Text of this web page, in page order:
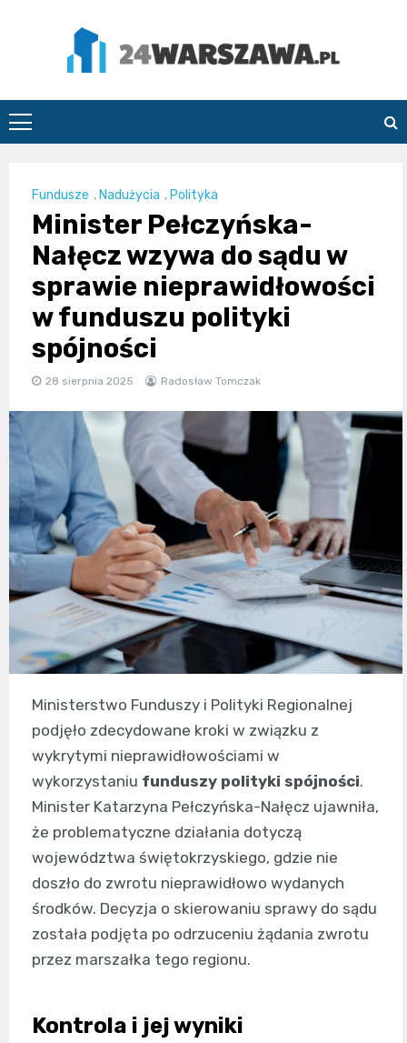
24Warszawa.pl
Fundusze , Nadużycia , Polityka
Minister Pełczyńska-
Nałęcz wzywa do sądu w
sprawie nieprawidłowości
w funduszu polityki
spójności
28 sierpnia 2025 Radosław Tomczak
Ministerstwo Funduszy i Polityki Regionalnej
podjęło zdecydowane kroki w związku z
wykrytymi nieprawidłowościami w
wykorzystaniu funduszy polityki spójności.
Minister Katarzyna Pełczyńska-Nałęcz ujawniła,
że problematyczne działania dotyczą
województwa świętokrzyskiego, gdzie nie
doszło do zwrotu nieprawidłowo wydanych
środków. Decyzja o skierowaniu sprawy do sądu
została podjęta po odrzuceniu żądania zwrotu
przez marszałka tego regionu.
Kontrola i jej wyniki